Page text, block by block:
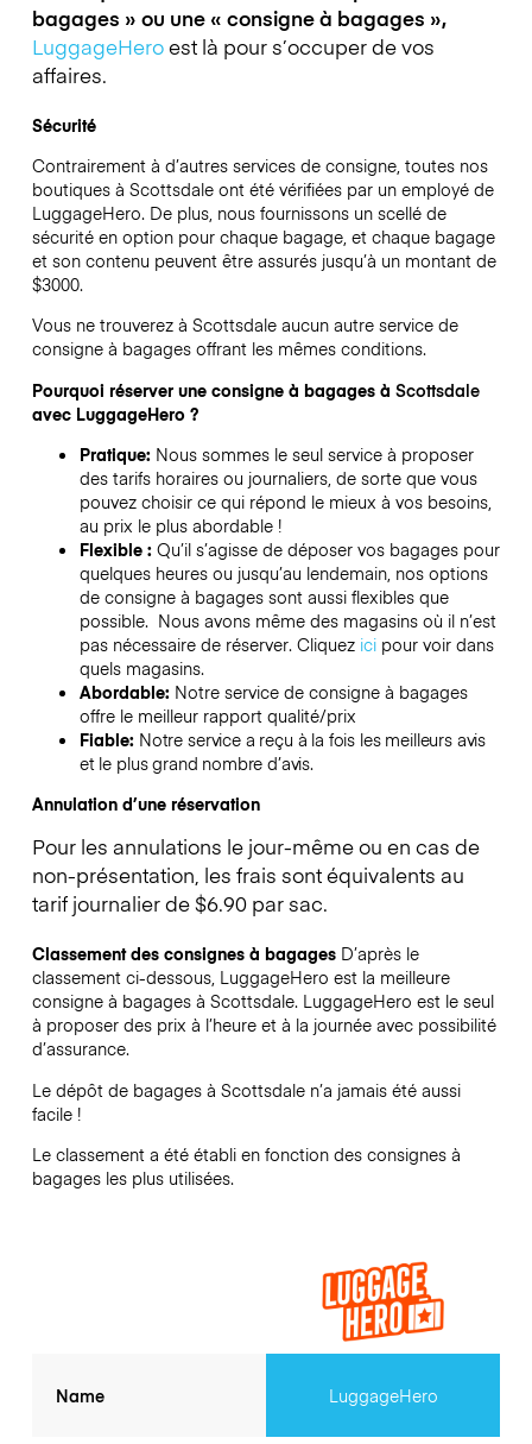
bagages » ou une « consigne à bagages »,
LuggageHeroest là pour s’occuper de vos
affaires.
Sécurité
Contrairement à d’autres services de consigne,toutes nos
boutiques à Scottsdaleont été vérifiées par un employé de
LuggageHero. De plus, nous fournissons un scellé de
sécurité en option pour chaque bagage, et chaque bagage
et son contenu peuvent être assurés jusqu’à un montant de
$3000.
Vous ne trouverez à Scottsdaleaucun autre service de
consigne à bagages offrant les mêmes conditions.
Pourquoi réserver une consigne à bagages à Scottsdale
avec LuggageHero ?
Pratique: Nous sommes le seul service à proposer
des tarifs horaires ou journaliers, de sorte que vous
pouvez choisir ce qui répond le mieux à vos besoins,
au prix le plus abordable !
Flexible : Qu’il s’agisse de déposer vos bagages pour
quelques heures ou jusqu’au lendemain, nos options
de consigne à bagages sont aussi flexibles que
possible. Nous avons même des magasins où il n’est
pas nécessaire de réserver. Cliquez icipour voir dans
quels magasins.
Abordable: Notre service de consigne à bagages
offre le meilleur rapport qualité/prix
Fiable: Notre service a reçu à la fois les meilleurs avis
et le plus grand nombre d’avis.
Annulation d’une réservation
Pour les annulations le jour-même ou en cas de
non-présentation, les frais sont équivalents au
tarif journalier de $6.90 par sac.
Classement des consignes à bagages D’après le
classement ci-dessous, LuggageHero est la meilleure
consigne à bagages à Scottsdale. LuggageHero est le seul
à proposer des prix à l’heure et à la journée avec possibilité
d’assurance.
Le dépôt de bagages à Scottsdalen’a jamais été aussi
facile !
Le classement a été établi en fonction des consignes à
bagages les plus utilisées.
Name LuggageHero